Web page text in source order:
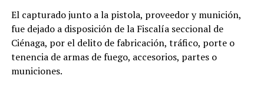
El capturado junto a la pistola, proveedor y munición,
fue dejado a disposición de la Fiscalía seccional de
Ciénaga, por el delito de fabricación, tráfico, porte o
tenencia de armas de fuego, accesorios, partes o
municiones.